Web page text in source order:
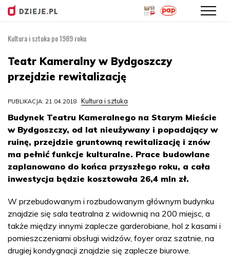
treści
Kultura i sztuka po 1989 roku
Teatr Kameralny w Bydgoszczy
przejdzie rewitalizację
PUBLIKACJA: 21.04.2018 Kultura i sztuka
Budynek Teatru Kameralnego na Starym Mieście
w Bydgoszczy, od lat nieużywany i popadający w
ruinę, przejdzie gruntowną rewitalizację i znów
ma pełnić funkcje kulturalne. Prace budowlane
zaplanowano do końca przyszłego roku, a cała
inwestycja będzie kosztowała 26,4 mln zł.
W przebudowanym i rozbudowanym głównym budynku
znajdzie się sala teatralna z widownią na 200 miejsc, a
także między innymi zaplecze garderobiane, hol z kasami i
pomieszczeniami obsługi widzów, foyer oraz szatnie, na
drugiej kondygnacji znajdzie się zaplecze biurowe.